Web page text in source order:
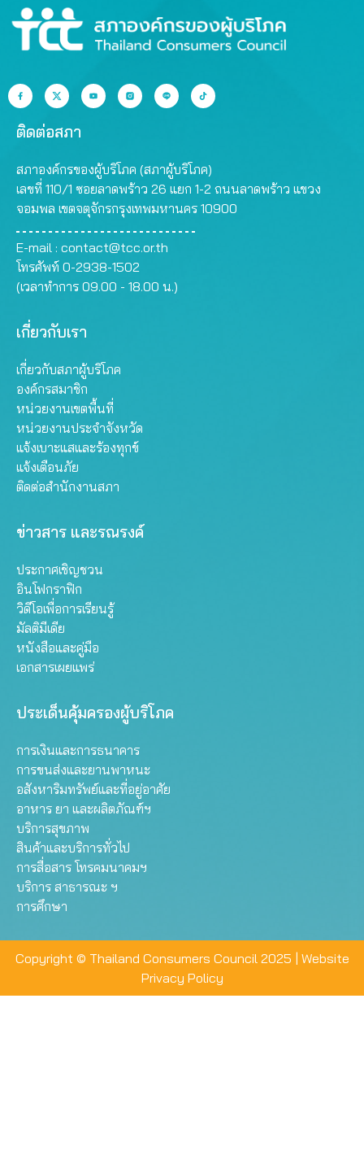
ติดต่อสภา
สภาองค์กรของผู้บริโภค (สภาผู้บริโภค)
เลขที่ 110/1 ซอยลาดพร้าว 26 แยก 1-2 ถนนลาดพร้าว แขวง
จอมพล เขตจตุจักรกรุงเทพมหานคร 10900
E-mail : contact@tcc.or.th
โทรศัพท์ 0-2938-1502
(เวลาทำการ 09.00 - 18.00 น.)
เกี่ยวกับเรา
เกี่ยวกับสภาผู้บริโภค
องค์กรสมาชิก
หน่วยงานเขตพื้นที่
หน่วยงานประจำจังหวัด
แจ้งเบาะแสและร้องทุกข์
แจ้งเตือนภัย
ติดต่อสำนักงานสภา
ข่าวสาร และรณรงค์
ประกาศเชิญชวน
อินโฟกราฟิก
วิดีโอเพื่อการเรียนรู้
มัลติมีเดีย
หนังสือและคู่มือ
เอกสารเผยแพร่
ประเด็นคุ้มครองผู้บริโภค
การเงินและการธนาคาร
การขนส่งและยานพาหนะ
อสังหาริมทรัพย์และที่อยู่อาศัย
อาหาร ยา และผลิตภัณฑ์ฯ
บริการสุขภาพ
สินค้าและบริการทั่วไป
การสื่อสาร โทรคมนาคมฯ
บริการ สาธารณะ ฯ
การศึกษา
Copyright © Thailand Consumers Council 2025 | Website
Privacy Policy